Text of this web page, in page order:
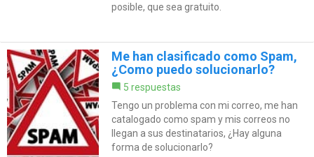
posible, que sea gratuito.
Me han clasificado como Spam,
¿Como puedo solucionarlo?
5 respuestas
Tengo un problema con mi correo, me han
catalogado como spam y mis correos no
llegan a sus destinatarios, ¿Hay alguna
forma de solucionarlo?